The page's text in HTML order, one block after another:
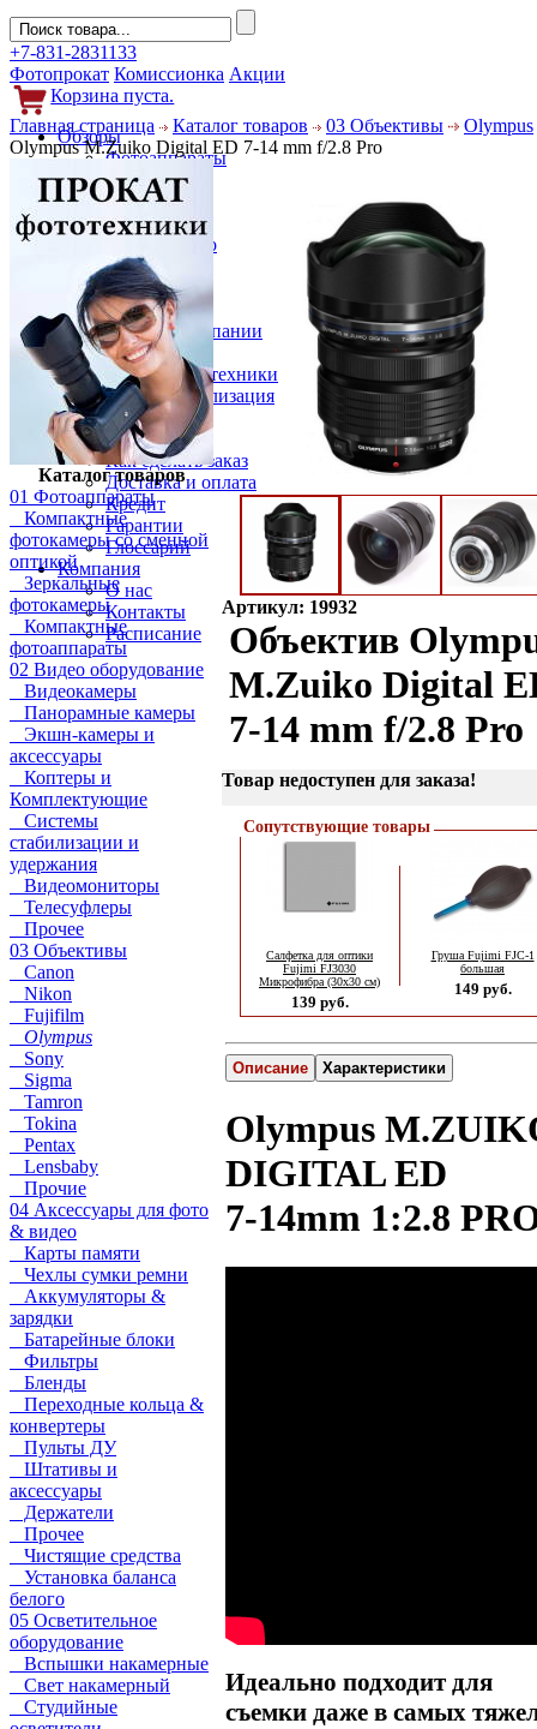
+7-831-2831133
Фотопрокат Комиссионка Акции
Корзина пуста.
Обзоры
Фотоаппараты
Объективы
Фильтры
Новости
Фото и видео
Гаджеты
Аксессуары
Слухи
Новости компании
Услуги
Прокат фототехники
Выкуп и реализация
Покупателям
Акции
Как сделать заказ
Доставка и оплата
Кредит
Гарантии
Глоссарий
Компания
О нас
Контакты
Расписание
Главная страница Каталог товаров 03 Объективы
Olympus
Olympus M.Zuiko Digital ED 7-14 mm f/2.8 Pro
Каталог товаров
01 Фотоаппараты
Компактные
фотокамеры со сменной
оптикой
Зеркальные
фотокамеры
Компактные
фотоаппараты
02 Видео оборудование
Видеокамеры
Панорамные камеры
Экшн-камеры и
аксессуары
Коптеры и
Комплектующие
Системы
стабилизации и
удержания
Видеомониторы
Телесуфлеры
Прочее
03 Объективы
Canon
Nikon
Fujifilm
Olympus
Sony
Sigma
Tamron
Tokina
Pentax
Lensbaby
Прочие
04 Аксессуары для фото
& видео
Карты памяти
Чехлы сумки ремни
Аккумуляторы &
зарядки
Батарейные блоки
Фильтры
Бленды
Переходные кольца &
конвертеры
Пульты ДУ
Штативы и
аксессуары
Держатели
Прочее
Чистящие средства
Установка баланса
белого
05 Осветительное
оборудование
Вспышки накамерные
Свет накамерный
Студийные
Артикул: 19932
Объектив
M.Zuiko Digital
7-14 mm f/2.8 Pro
Товар недоступен для заказа!
Сопутствующие товары
Салфетка для оптики
Fujimi FJ3030
Микрофибра (30х30 см)
139 руб.
Груша Fujimi FJС-1
большая
149 руб.
Описание Характеристики
Olympus
DIGITAL ED
7‑14mm 1:2.8
Идеально подходит для
съемки даже в самых